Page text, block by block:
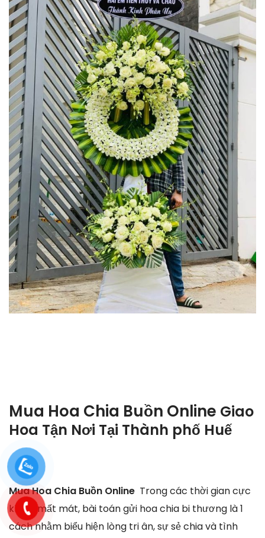
Mua Hoa Chia Buồn Online Giao
Hoa Tận Nơi Tại Thành phố Huế
Mua Hoa Chia Buồn Online Trong các thời gian cực
khổ & mất mát, bài toán gửi hoa chia bi thương là 1
cách nhằm biểu hiện lòng tri ân, sự sẻ chia và tình